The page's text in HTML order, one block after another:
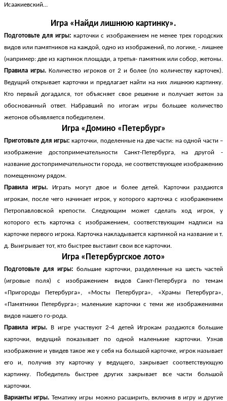
Исаакиевский…
Игра «Найди лишнюю картинку».
Подготовьте для игры: карточки с изображением не менее трех городских
видов или памятников на каждой, одно из изображений, по логике, - лишнее
(например: две из картинок площади, а третья- памятник или собор, жетоны.
Правила игры. Количество игроков от 2 и более (по количеству карточек).
Ведущий открывает карточки и предлагает найти на них лишнюю картинку.
Кто первый догадался, тот объясняет свое решение и получает жетон за
обоснованный ответ. Набравший по итогам игры большее количество
жетонов объявляется победителем.
Игра «Домино «Петербург»
Приготовьте для игры: карточки, поделенные на две части: на одной части –
изображение достопримечательности Санкт-Петербурга, на другой -
название достопримечательности города, не соответствующее изображению
помещенному рядом.
Правила игры.
Играть могут двое и более детей. Карточки раздаются
игрокам, после чего начинает игрок, у которого карточка с изображением
Петропавловской крепости. Следующим может сделать ход игрок, у
которого есть карточка с изображением, соответствующим надписи на
карточке первого игрока. Карточка накладывается картинкой на название и т.
д. Выигрывает тот, кто быстрее выставит свои все карточки.
Игра «Петербургское лото»
Подготовьте для игры: большие карточки, разделенные на шесть частей
(игровые поля) с изображением видов Санкт-Петербурга по темам
«Пригороды Петербурга», «Мосты Петербурга», «Храмы Петербурга»,
«Памятники Петербурга»; маленькие карточки с теми же изображениями
видов нашего го-рода.
Правила игры.
В игре участвуют 2-4 детей Игрокам раздаются большие
карточки, ведущий показывает по одной маленькие карточки. Узнав
изображение и увидев такое же у себя на большой карточке, игрок называет
его и, получив эту карточку у ведущего, закрывает соответствующую
картинку. Победитель быстрее других закрывает все части большой
карточки.
Варианты игры. Тематику игры можно расширить, включив в игру и другие